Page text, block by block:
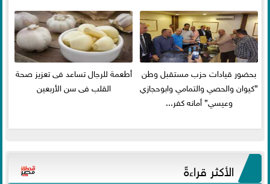
بحضور قيادات حزب مستقبل وطن
”كيوان والحصي والتمامي وابوحجازي
وعيسي” أمانه كفر...
أطعمة للرجال تساعد فى تعزيز صحة
القلب فى سن الأربعين
الأكثر قراءةً